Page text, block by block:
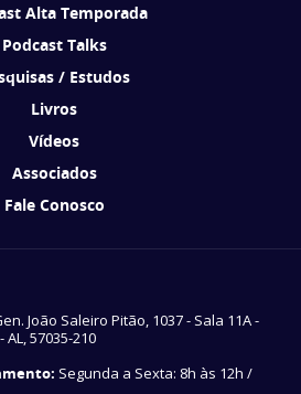
Alta Temporada
Podcast Talks
/ Estudos
Livros
Vídeos
Associados
Fale Conosco
João Saleiro Pitão, 1037 - Sala 11A -
57035-210
Segunda a Sexta: 8h às 12h /